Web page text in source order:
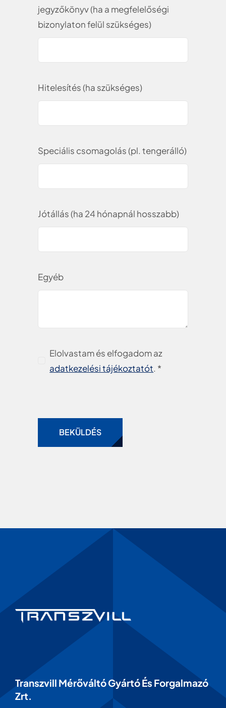
jegyzőkönyv (ha a megfelelőségi
bizonylaton felül szükséges)
Hitelesítés (ha szükséges)
Speciális csomagolás (pl. tengerálló)
Jótállás (ha 24 hónapnál hosszabb)
Egyéb
Elolvastam és elfogadom az
adatkezelési tájékoztatót. *
BEKÜLDÉS
Transzvill Mérőváltó Gyártó És Forgalmazó
Zrt.